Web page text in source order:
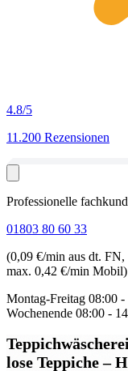
4.8/5
11.200 Rezensionen
Professionelle
01803 80 60 33
(0,09 €/min aus dt. FN,
max. 0,42 €/min Mobil)
Montag-Freitag 08:00 -
Wochenende 08:00 -
lose Teppiche–